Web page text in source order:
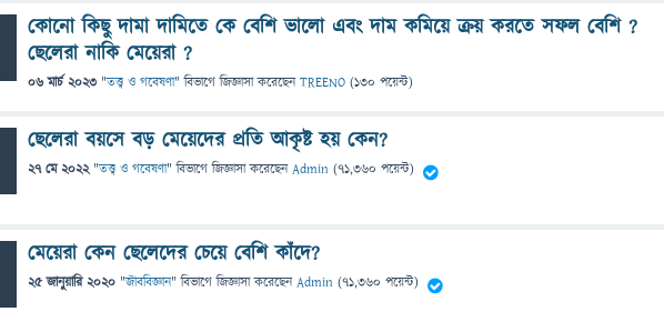
কোনো কিছু দামা দামিতে কে বেশি ভালো এবং দাম কমিয়ে ক্রয় করতে সফল বেশি ?
ছেলেরা নাকি মেয়েরা ?
06 মার্চ 2023 "তত্ত্ব ও গবেষণা" বিভাগে জিজ্ঞাসাকরেছেনTREENO (130 পয়েন্ট)
ছেলেরা বয়সে বড় মেয়েদের প্রতি আকৃষ্ট হয় কেন?
27 মে 2022 "তত্ত্ব ও গবেষণা" বিভাগে জিজ্ঞাসাকরেছেনAdmin (71,360 পয়েন্ট)
মেয়েরা কেন ছেলেদের চেয়ে বেশি কাঁদে?
25 জানুয়ারি 2020 "জীববিজ্ঞান" বিভাগে জিজ্ঞাসাকরেছেনAdmin (71,360 পয়েন্ট)